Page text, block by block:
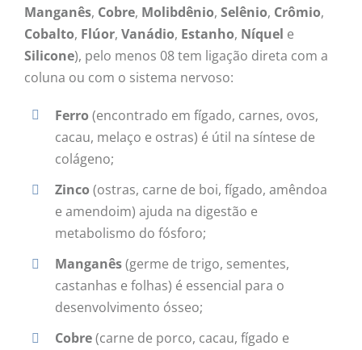
Manganês, Cobre, Molibdênio, Selênio, Crômio,
Cobalto, Flúor, Vanádio, Estanho, Níquel e
Silicone), pelo menos 08 tem ligação direta com a
coluna ou com o sistema nervoso:
Ferro(encontrado em fígado, carnes, ovos,
cacau, melaço e ostras) é útil na síntese de
colágeno;
Zinco(ostras, carne de boi, fígado, amêndoa
e amendoim) ajuda na digestão e
metabolismo do fósforo;
Manganês(germe de trigo, sementes,
castanhas e folhas) é essencial para o
desenvolvimento ósseo;
Cobre(carne de porco, cacau, fígado e